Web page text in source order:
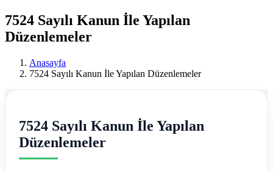
Zonguldak
Ereğli
Mali
Müşavir
Asım
Hellaç
7524 Sayılı Kanun İle Yapılan
Düzenlemeler
Anasayfa
7524 Sayılı Kanun İle Yapılan Düzenlemeler
7524 Sayılı Kanun İle Yapılan
Düzenlemeler